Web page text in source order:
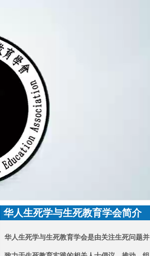
华人生死学与生死教育学会简介
华人生死学与生死教育学会是由关注生死问题并